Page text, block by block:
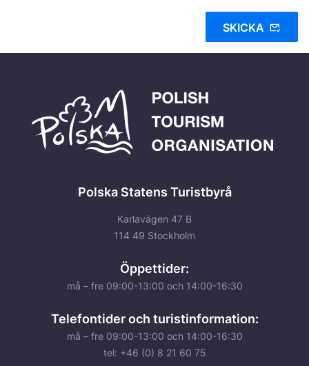
SKICKA
Polska Statens Turistbyrå
Karlavägen 47 B
114 49 Stockholm
Öppettider:
må – fre 09:00-13:00 och 14:00-16:30
Telefontider och turistinformation:
må – fre 09:00-13:00 och 14:00-16:30
tel: +46 (0) 8 21 60 75